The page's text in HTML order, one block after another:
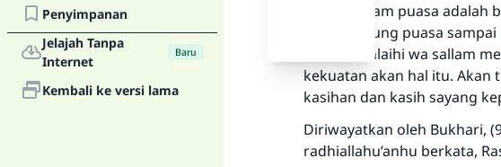
Penyimpanan
Jelajah Tanpa
Internet
Baru
Kembali ke versi lama
Wishal dalam puasa
menyambung puasa
sallallahu’alaihi wa sallam
kekuatan akan hal itu. Akan
kasihan dan kasih sayang
Diriwayatkan oleh Bukhari,
radhiallahu’anhu berkata,